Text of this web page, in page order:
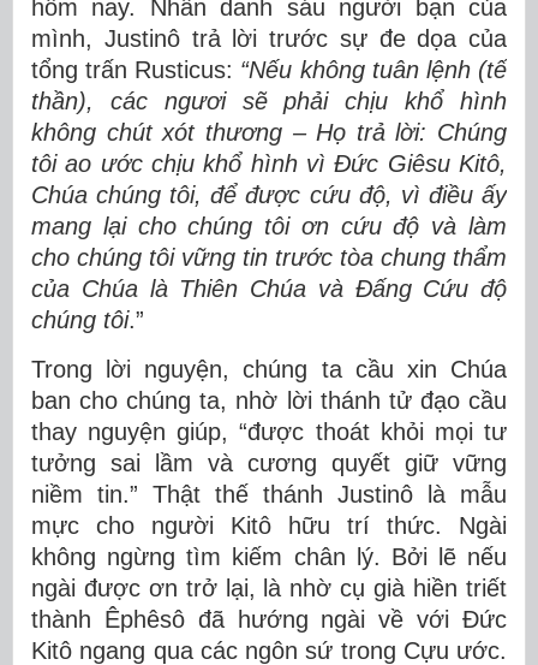
hôm nay. Nhân danh sáu người bạn của
mình, Justinô trả lời trước sự đe dọa của
tổng trấn Rusticus: “Nếu không tuân lệnh (tế
thần), các ngươi sẽ phải chịu khổ hình
không chút xót thương – Họ trả lời: Chúng
tôi ao ước chịu khổ hình vì Đức Giêsu Kitô,
Chúa chúng tôi, để được cứu độ, vì điều ấy
mang lại cho chúng tôi ơn cứu độ và làm
cho chúng tôi vững tin trước tòa chung thẩm
của Chúa là Thiên Chúa và Đấng Cứu độ
chúng tôi.”
Trong lời nguyện, chúng ta cầu xin Chúa
ban cho chúng ta, nhờ lời thánh tử đạo cầu
thay nguyện giúp, “được thoát khỏi mọi tư
tưởng sai lầm và cương quyết giữ vững
niềm tin.” Thật thế thánh Justinô là mẫu
mực cho người Kitô hữu trí thức. Ngài
không ngừng tìm kiếm chân lý. Bởi lẽ nếu
ngài được ơn trở lại, là nhờ cụ già hiền triết
thành Êphêsô đã hướng ngài về với Đức
Kitô ngang qua các ngôn sứ trong Cựu ước.